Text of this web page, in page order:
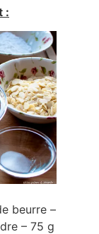
:
beurre –
– 75 g